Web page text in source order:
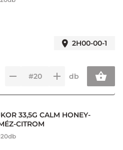
2H00-00-1
db
33,5G CALM HONEY-
CITROM